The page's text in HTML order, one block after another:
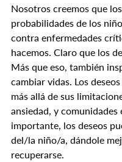
Nosotros creemos que
probabilidades de los
contra enfermedades
hacemos. Claro que los
Más que eso, también
cambiar vidas. Los
más allá de sus
ansiedad, y
importante, los deseos
del/la niño/a, dándole
recuperarse.